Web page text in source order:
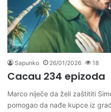
Sapunko 26/01/2026 18
Cacau 234 epizoda
Marco niječe da želi zaštititi
pomogao da nađe kupce iz